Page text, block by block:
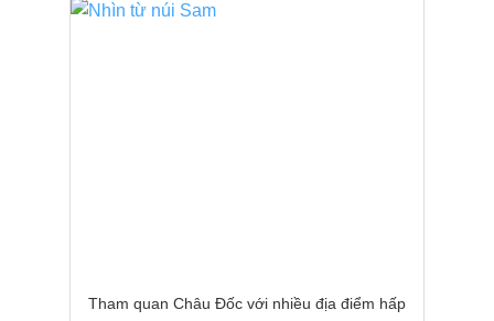
Tham quan Châu Đốc với nhiều địa điểm hấp